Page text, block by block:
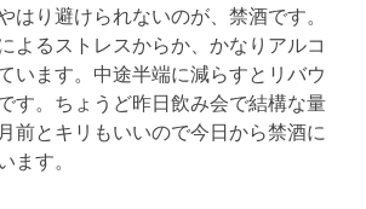
はり避けられないのが、禁酒です。
よるストレスからか、かなりアルコ
います。中途半端に減らすとリバウ
す。ちょうど昨日飲み会で結構な量
前とキリもいいので今日から禁酒に
ます。